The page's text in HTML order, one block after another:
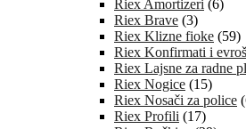
Riex Amortizeri (6)
Riex Brave (3)
Riex Klizne fioke (59)
Riex Konfirmati i
Riex Lajsne za radne
Riex Nogice (15)
Riex Nosači za police
Riex Profili (17)